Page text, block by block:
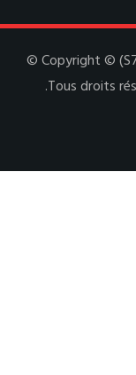
© Copyright ©
.Tous droits